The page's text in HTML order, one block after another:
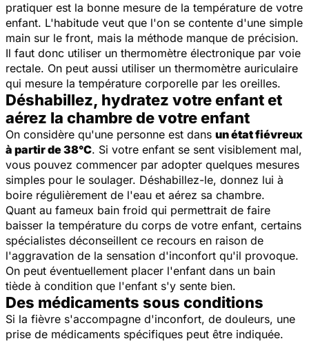
pratiquer est la bonne mesure de la température de votre
enfant. L'habitude veut que l'on se contente d'une simple
main sur le front, mais la méthode manque de précision.
Il faut donc utiliser un thermomètre électronique par voie
rectale. On peut aussi utiliser un thermomètre auriculaire
qui mesure la température corporelle par les oreilles.
Déshabillez, hydratez votre enfant et
aérez la chambre de votre enfant
On considère qu'une personne est dans un état fiévreux
à partir de 38°C. Si votre enfant se sent visiblement mal,
vous pouvez commencer par adopter quelques mesures
simples pour le soulager. Déshabillez-le, donnez lui à
boire régulièrement de l'eau et aérez sa chambre.
Quant au fameux bain froid qui permettrait de faire
baisser la température du corps de votre enfant, certains
spécialistes déconseillent ce recours en raison de
l'aggravation de la sensation d'inconfort qu'il provoque.
On peut éventuellement placer l'enfant dans un bain
tiède à condition que l'enfant s'y sente bien.
Des médicaments sous conditions
Si la fièvre s'accompagne d'inconfort, de douleurs, une
prise de médicaments spécifiques peut être indiquée.